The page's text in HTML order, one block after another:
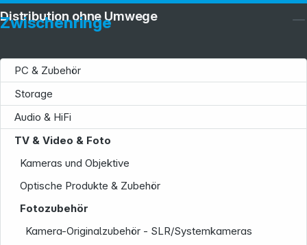
Zwischenringe
PC & Zubehör
Storage
Audio & HiFi
TV & Video & Foto
Kameras und Objektive
Optische Produkte & Zubehör
Fotozubehör
Kamera-Originalzubehör - SLR/Systemkameras
Distribution ohne Umwege
Service